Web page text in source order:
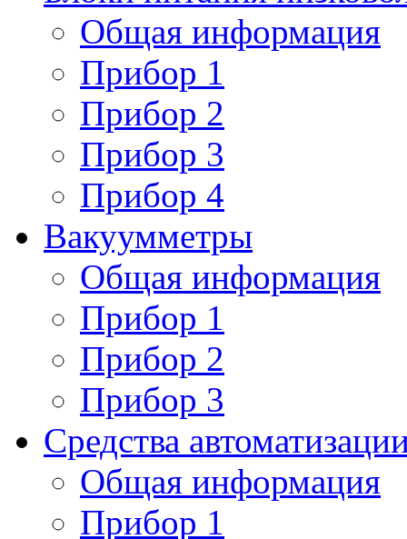
Общая информация
Прибор 1
Прибор 2
Прибор 3
Прибор 4
Вакуумметры
Общая информация
Прибор 1
Прибор 2
Прибор 3
Средства
Общая информация
Прибор 1